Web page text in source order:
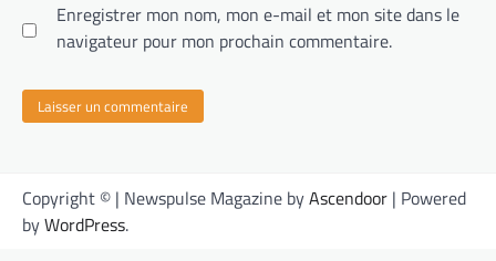
Enregistrer mon nom, mon e-mail et mon site dans le
navigateur pour mon prochain commentaire.
Copyright © | Newspulse Magazine byAscendoor | Powered
byWordPress.